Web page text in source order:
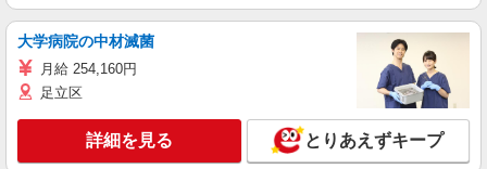
大学病院の中材滅菌
月給 254,160円
足立区
詳細を見る とりあえずキープ